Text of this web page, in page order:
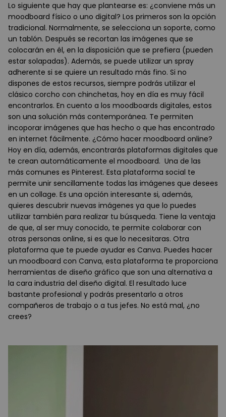
Lo siguiente que hay que plantearse es: ¿conviene más un
moodboard físico o uno digital? Los primeros son la opción
tradicional. Normalmente, se selecciona un soporte, como
un tablón. Después se recortan las imágenes que se
colocarán en él, en la disposición que se prefiera (pueden
estar solapadas). Además, se puede utilizar un spray
adherente si se quiere un resultado más fino. Si no
dispones de estos recursos, siempre podrás utilizar el
clásico corcho con chinchetas, hoy en día es muy fácil
encontrarlos. En cuento a los moodboards digitales, estos
son una solución más contemporánea. Te permiten
incoporar imágenes que has hecho o que has encontrado
en internet fácilmente. ¿Cómo hacer moodboard online?
Hoy en día, además, encontrarás plataformas digitales que
te crean automáticamente el moodboard. Una de las
más comunes es Pinterest. Esta plataforma social te
permite unir sencillamente todas las imágenes que desees
en un collage. Es una opción interesante si, además,
quieres descubrir nuevas imágenes ya que lo puedes
utilizar también para realizar tu búsqueda. Tiene la ventaja
de que, al ser muy conocido, te permite colaborar con
otras personas online, si es que lo necesitaras. Otra
plataforma que te puede ayudar es Canva. Puedes hacer
un moodboard con Canva, esta plataforma te proporciona
herramientas de diseño gráfico que son una alternativa a
la cara industria del diseño digital. El resultado luce
bastante profesional y podrás presentarlo a otros
compañeros de trabajo o a tus jefes. No está mal, ¿no
crees?